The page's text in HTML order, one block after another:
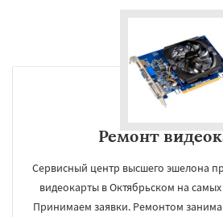
Ремонт
Сервисный центр высшего эшелона
видеокарты в Октябрьском на
Принимаем заявки. Ремонтом